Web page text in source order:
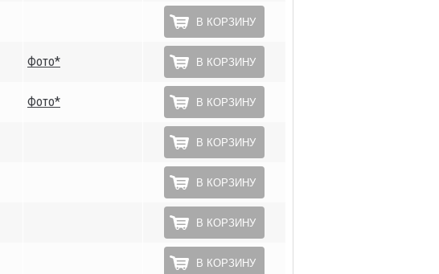
В КОРЗИНУ
Фото* В КОРЗИНУ
Фото* В КОРЗИНУ
В КОРЗИНУ
В КОРЗИНУ
В КОРЗИНУ
В КОРЗИНУ